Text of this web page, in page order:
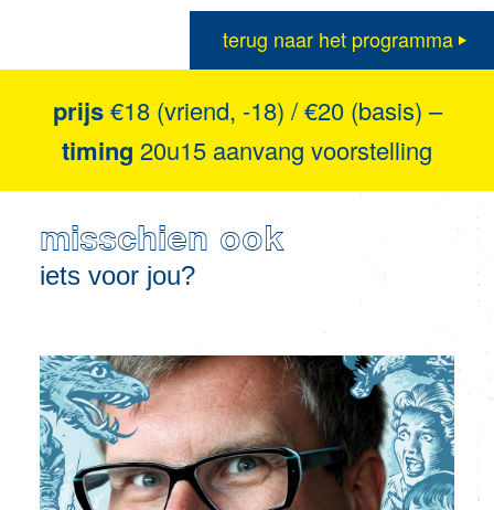
terug naar het programma
prijs€18 (vriend, -18) / €20 (basis) –
timing 20u15 aanvang voorstelling
misschien ook
iets voor jou?